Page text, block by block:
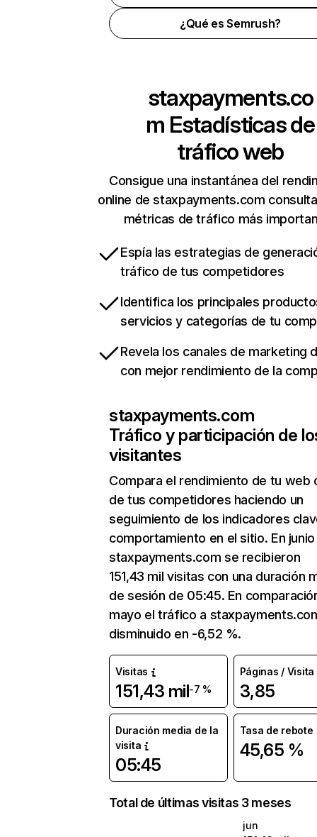
¿Qué es Semrush?
staxpayments.co
m Estadísticas de
tráfico web
Consigue una instantánea del
online de staxpayments.com
métricas de tráfico más
Espía las estrategias de
tráfico de tus competidores
Identifica los principales
servicios y categorías de tu
Revela los canales de marketing
con mejor rendimiento de la
staxpayments.com
Tráfico y participación de
visitantes
Compara el rendimiento de tu web
de tus competidores haciendo un
seguimiento de los indicadores
comportamiento en el sitio. En junio
staxpayments.com se recibieron
151,43 mil visitas con una duración
de sesión de 05:45. En
mayo el tráfico a
disminuido en -6,52 %.
Visitas
151,43 mil-7 %
Páginas / Visita
3,85
Duración media de la
visita
05:45
Tasa de rebote
45,65 %
Total de últimas visitas 3 meses
jun